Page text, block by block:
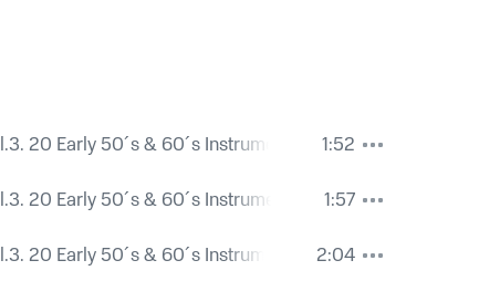
20 Early 50´s & 60´s Instrumental Shakers.
1:52
20 Early 50´s & 60´s Instrumental Shakers.
1:57
20 Early 50´s & 60´s Instrumental Shakers.
2:04